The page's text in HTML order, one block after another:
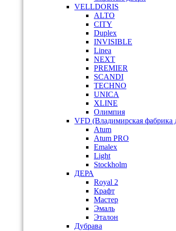
VELLDORIS
ALTO
CITY
Duplex
INVISIBLE
Linea
NEXT
PREMIER
SCANDI
TECHNO
UNICA
XLINE
Олимпия
VFD (Владимирская фабрика
Atum
Atum PRO
Emalex
Light
Stockholm
ДЕРА
Royal 2
Крафт
Мастер
Эмаль
Эталон
Дубрава